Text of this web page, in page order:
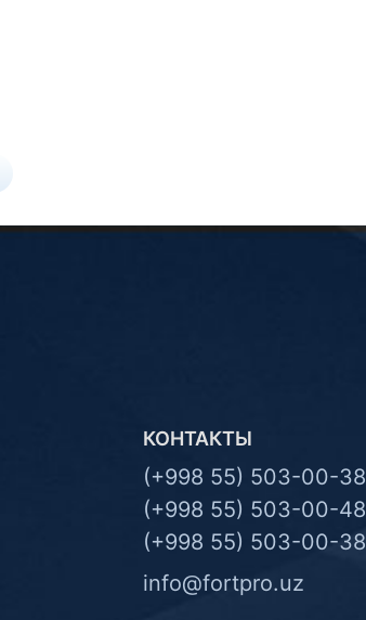
КОНТАКТЫ
(+998 55) 503-00-38
(+998 55) 503-00-48
(+998 55) 503-00-38
info@fortpro.uz